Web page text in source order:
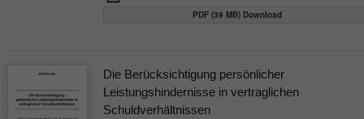
PDF (39 MB) Download
Die Berücksichtigung persönlicher
Leistungshindernisse in vertraglichen
Schuldverhältnissen